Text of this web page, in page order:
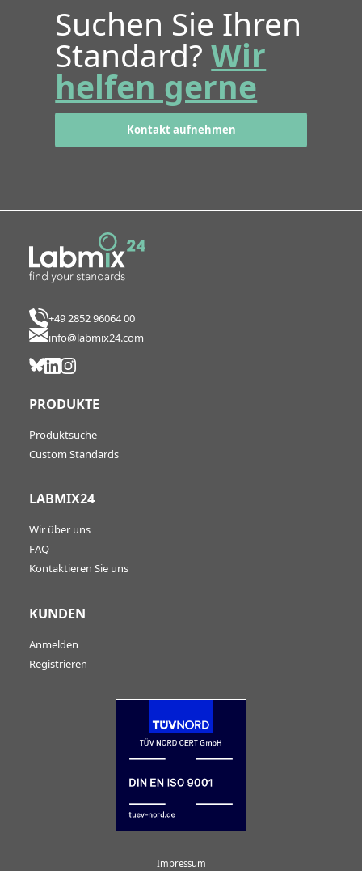
Suchen Sie Ihren
Standard?Wir
helfen gerne
Kontakt aufnehmen
+49 2852 96064 00
info@labmix24.com
PRODUKTE
Produktsuche
Custom Standards
LABMIX24
Wir über uns
FAQ
Kontaktieren Sie uns
KUNDEN
Anmelden
Registrieren
Impressum